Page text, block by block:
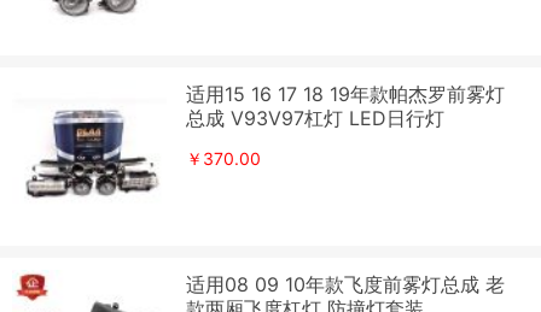
适用15 16 17 18 19年款帕杰罗前雾灯
总成 V93V97杠灯 LED日行灯
￥370.00
适用08 09 10年款飞度前雾灯总成 老